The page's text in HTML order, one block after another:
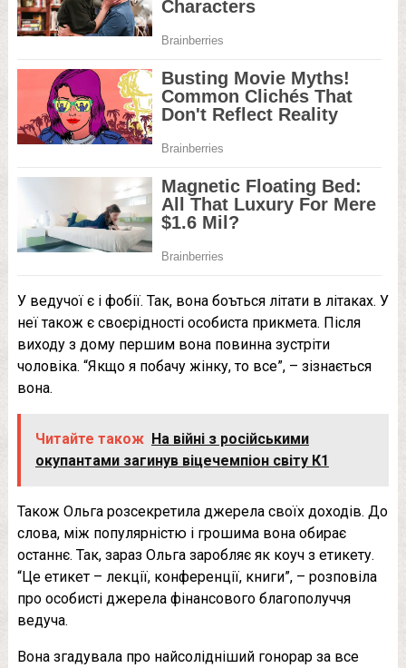
У ведучої є і фобії. Так, вона боъться літати в літаках. У
неї також є своєрідності особиста прикмета. Після
виходу з дому першим вона повинна зустріти
чоловіка. “Якщо я побачу жінку, то все”, – зізнається
вона.
Читайте також На війні з російськими
окупантами загинув віцечемпіон світу К1
Також Ольга розсекретила джерела своїх доходів. До
слова, між популярністю і грошима вона обирає
останнє. Так, зараз Ольга заробляє як коуч з етикету.
“Це етикет – лекції, конференції, книги”, – розповіла
про особисті джерела фінансового благополуччя
ведуча.
Вона згадувала про найсолідніший гонорар за все